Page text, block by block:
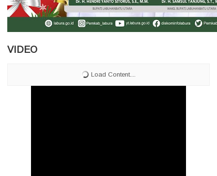
VIDEO